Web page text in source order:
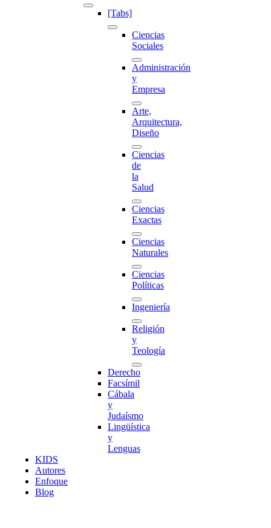
[Tabs]
Ciencias
Sociales
Administración
y
Empresa
Arte,
Arquitectura,
Diseño
Ciencias
de
la
Salud
Ciencias
Exactas
Ciencias
Naturales
Ciencias
Políticas
Ingeniería
Religión
y
Teología
Derecho
Facsímil
Cábala
y
Judaísmo
Lingüística
y
Lenguas
KIDS
Autores
Enfoque
Blog